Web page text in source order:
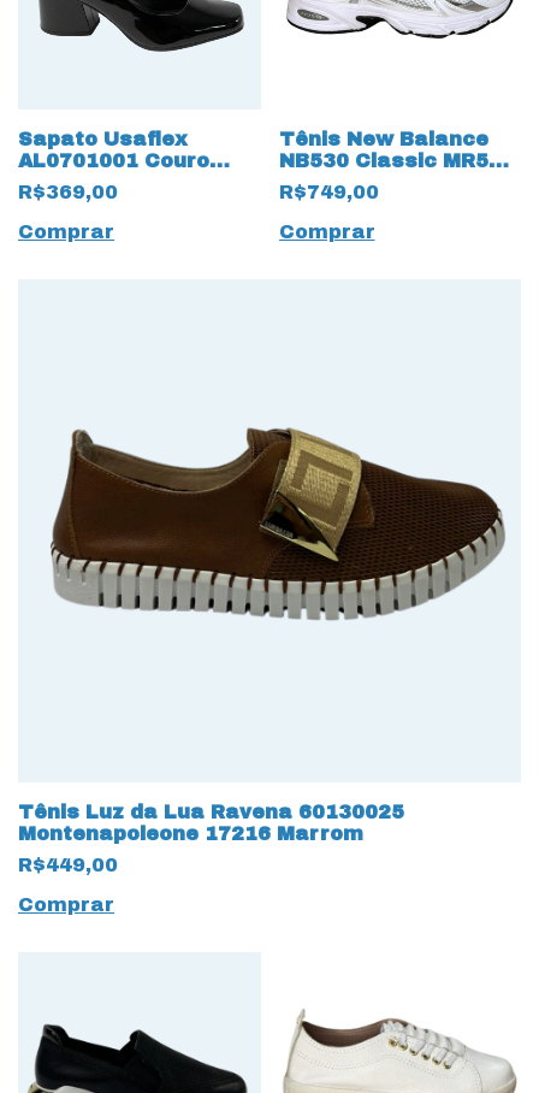
Sapato Usaflex
AL0701001 Couro
Verniz Preto
R$369,00
Comprar
Tênis New Balance
NB530 Classic MR530
19549 Branco
R$749,00
Comprar
Tênis Luz da Lua Ravena 60130025
Montenapoleone 17216 Marrom
R$449,00
Comprar